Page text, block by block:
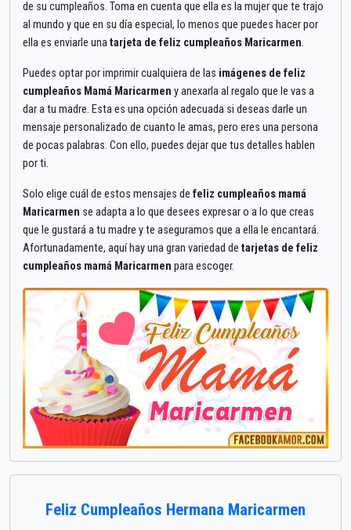
de su cumpleaños. Toma en cuenta que ella es la mujer que te trajo
al mundo y que en su día especial, lo menos que puedes hacer por
ella es enviarle unatarjeta de feliz cumpleaños Maricarmen.
Puedes optar por imprimir cualquiera de las imágenes de feliz
cumpleaños Mamá Maricarmen y anexarla al regalo que le vas a
dar a tu madre. Esta es una opción adecuada si deseas darle un
mensaje personalizado de cuanto le amas, pero eres una persona
de pocas palabras. Con ello, puedes dejar que tus detalles hablen
por ti.
Solo elige cuál de estos mensajes de feliz cumpleaños mamá
Maricarmen se adapta a lo que desees expresar o a lo que creas
que le gustará a tu madre y te aseguramos que a ella le encantará.
Afortunadamente, aquí hay una gran variedad de tarjetas de feliz
cumpleaños mamá Maricarmen para escoger.
Feliz Cumpleaños Hermana Maricarmen